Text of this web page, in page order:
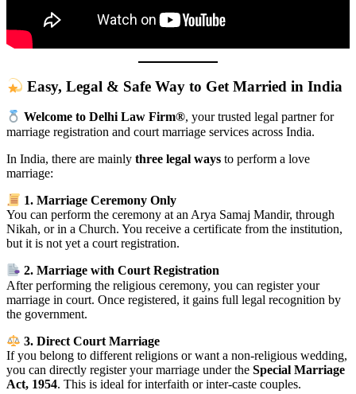
Easy, Legal & Safe Way to Get Married in India
Welcome to Delhi Law Firm®, your trusted legal partner for
marriage registration and court marriage services across India.
In India, there are mainly three legal ways to perform a love
marriage:
1. Marriage Ceremony Only
You can perform the ceremony at an Arya Samaj Mandir, through
Nikah, or in a Church. You receive a certificate from the institution,
but it is not yet a court registration.
2. Marriage with Court Registration
After performing the religious ceremony, you can register your
marriage in court. Once registered, it gains full legal recognition by
the government.
3. Direct Court Marriage
If you belong to different religions or want a non-religious wedding,
you can directly register your marriage under the Special Marriage
Act, 1954. This is ideal for interfaith or inter-caste couples.